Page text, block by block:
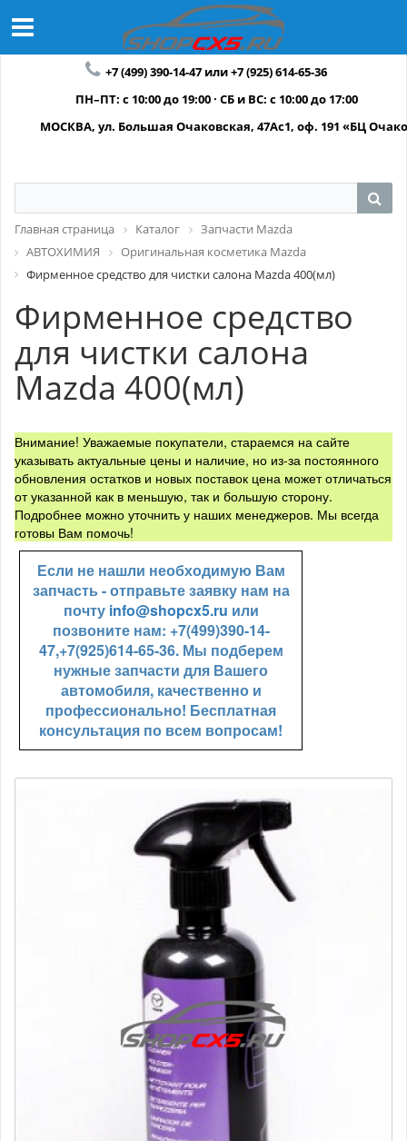
+7 (499) 390-14-47 или +7 (925) 614-65-36
ПН–ПТ: с 10:00 до 19:00 · СБ и ВС: с 10:00 до 17:00
МОСКВА, ул. Большая Очаковская, 47Ас1, оф. 191 «БЦ
Главная страница Каталог
Запчасти Mazda
АВТОХИМИЯ
Оригинальная косметика Mazda
Фирменное средство для чистки салона Mazda 400(мл)
Фирменное средство
для чистки салона
Mazda 400(мл)
Внимание! Уважаемые покупатели, стараемся на сайте
указывать актуальные цены и наличие, но из-за постоянного
обновления остатков и новых поставок цена может отличаться
от указанной как в меньшую, так и большую сторону.
Подробнее можно уточнить у наших менеджеров. Мы всегда
готовы Вам помочь!
Если не нашли необходимую Вам
запчасть - отправьте заявку нам на
почту info@shopcx5.ru или
позвоните нам: +7(499)390-14-
47,+7(925)614-65-36. Мы подберем
нужные запчасти для Вашего
автомобиля, качественно и
профессионально! Бесплатная
консультация по всем вопросам!